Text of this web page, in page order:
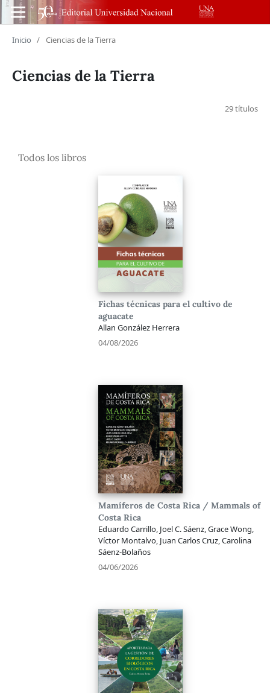
Inicio / Ciencias de la Tierra
Ciencias de la Tierra
29 títulos
Todos los libros
Fichas técnicas para el cultivo de
aguacate
Allan González Herrera
04/08/2026
Mamíferos de Costa Rica / Mammals of
Costa Rica
Eduardo Carrillo, Joel C. Sáenz, Grace Wong,
Víctor Montalvo, Juan Carlos Cruz, Carolina
Sáenz-Bolaños
04/06/2026